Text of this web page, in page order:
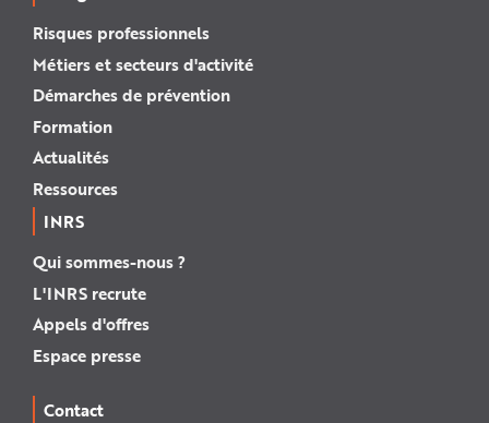
Risques professionnels
Métiers et secteurs d'activité
Démarches de prévention
Formation
Actualités
Ressources
INRS
Qui sommes-nous ?
L'INRS recrute
Appels d'offres
Espace presse
Contact